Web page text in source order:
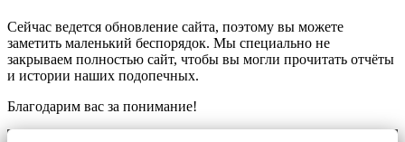
Сейчас ведется обновление сайта, поэтому вы можете
заметить маленький беспорядок. Мы специально не
закрываем полностью сайт, чтобы вы могли прочитать отчёты
и истории наших подопечных.
Благодарим вас за понимание!